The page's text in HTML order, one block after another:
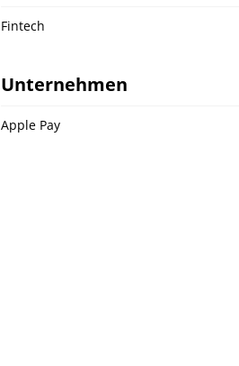
Fintech
Unternehmen
Apple Pay